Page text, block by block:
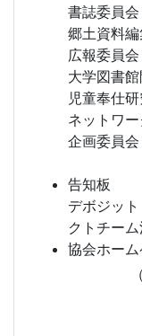
書誌委員会
郷土資料編
広報委員会
大学図書
児童奉仕
ネットワ
企画委員会
告知板
デボジッ
クトチー
協会ホーム